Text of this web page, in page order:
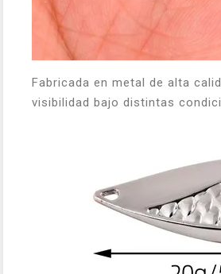
Fabricada en metal de alta
visibilidad bajo distintas